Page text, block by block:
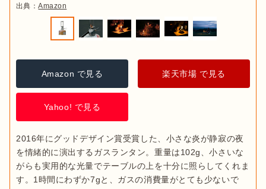
出典：Amazon
Amazon で見る 楽天市場 で見る
Yahoo! で見る
2016年にグッドデザイン賞受賞した、小さな炎が静寂の夜
を情緒的に演出するガスランタン。重量は102g、小さいな
がらも実用的な光量でテーブルの上を十分に照らしてくれま
す。1時間にわずか7gと、ガスの消費量がとても少ないで